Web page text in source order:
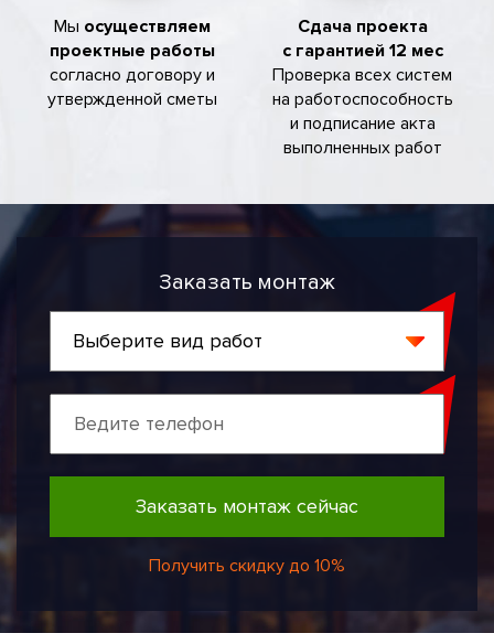
Мы осуществляем
проектные работы
согласно договору и
утвержденной сметы
Сдача проекта
с гарантией 12 мес
Проверка всех систем
на работоспособность
и подписание акта
выполненных работ
Заказать монтаж
Заказать монтаж сейчас
Получить скидку до 10%